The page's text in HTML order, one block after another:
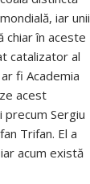
iar unii
chiar în aceste
catalizator al
fi Academia
acest
Sergiu
Trifan. El a
acum există